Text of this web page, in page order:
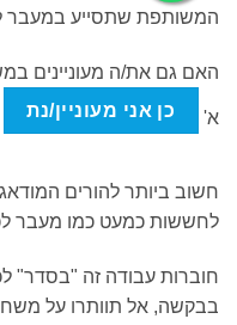
המשותפת שתסייע במעבר
האם גם את/ה מעוניינים
א' כן אני מעוניין/נת
חשוב ביותר להורים
לחששות כמעט כמו מעבר
חוברות עבודה זה "בסדר"
בבקשה, אל תוותרו על